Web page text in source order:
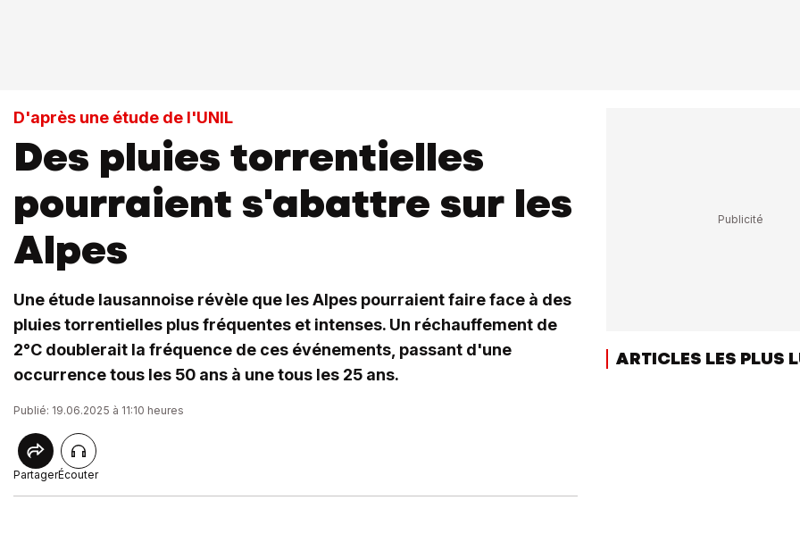
D'après une étude de l'UNIL
Des pluies torrentielles
pourraient s'abattre sur les
Alpes
Une étude lausannoise révèle que les Alpes pourraient faire face à des
pluies torrentielles plus fréquentes et intenses. Un réchauffement de
2°C doublerait la fréquence de ces événements, passant d'une
occurrence tous les 50 ans à une tous les 25 ans.
Publié: 19.06.2025 à 11:10 heures
PartagerÉcouter
ARTICLES LES PLUS